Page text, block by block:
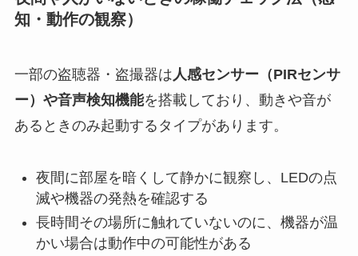
知・動作の観察）
一部の盗聴器・盗撮器は人感センサー（PIRセンサ
ー）や音声検知機能を搭載しており、動きや音が
あるときのみ起動するタイプがあります。
夜間に部屋を暗くして静かに観察し、LEDの点
滅や機器の発熱を確認する
長時間その場所に触れていないのに、機器が温
かい場合は動作中の可能性がある